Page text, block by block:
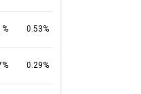
0.53%
0.29%